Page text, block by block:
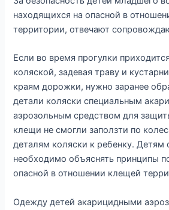
находящихся на опасной в
территории, отвечают
Если во время прогулки
коляской, задевая траву и
краям дорожки, нужно заранее
детали коляски специальным
аэрозольным средством для
клещи не смогли заползти по
деталям коляски к ребенку. Детям
необходимо объяснять принципы
опасной в отношении клещей
Одежду детей акарицидными